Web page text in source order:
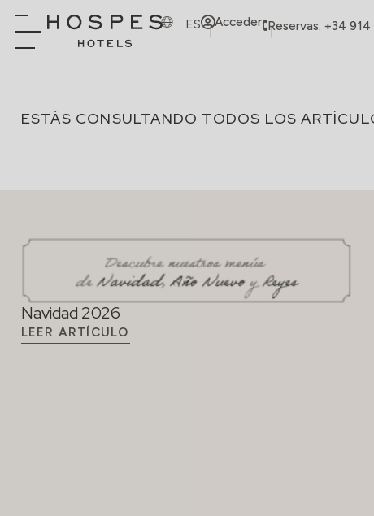
ES Acceder Reservas: +34
ESTÁS CONSULTANDO TODOS LOS
Navidad 2026
LEER ARTÍCULO